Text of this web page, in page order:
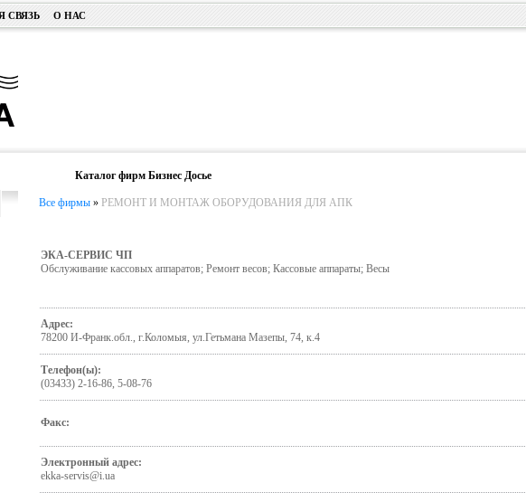
СВЯЗЬ О НАС
Каталог фирм Бизнес Досье
Все фирмы» РЕМОНТ И МОНТАЖ ОБОРУДОВАНИЯ ДЛЯ АПК
ЭКА-СЕРВИС ЧП
Обслуживание кассовых аппаратов; Ремонт весов; Кассовые аппараты; Весы
Адрес:
78200 И-Франк.обл., г.Коломыя, ул.Гетьмана Мазепы, 74, к.4
Телефон(ы):
(03433) 2-16-86, 5-08-76
Факс:
Электронный адрес:
ekka-servis@i.ua